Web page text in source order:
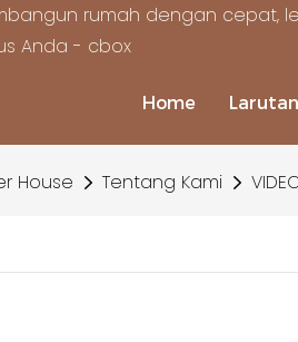
rumah dengan cepat,
Anda - cbox
Home Larutan
House Tentang Kami